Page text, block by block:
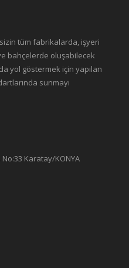
tüm fabrikalarda, işyeri
bahçelerde oluşabilecek
yol göstermek için yapılan
sunmayı
Karatay/KONYA